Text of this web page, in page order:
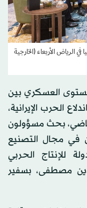
الرياض الأربعاء (الخارجية
العسكري بين
الحرب الإيرانية،
بحث مسؤولون
في مجال التصنيع
للإنتاج الحربي
مصطفى، بسفير